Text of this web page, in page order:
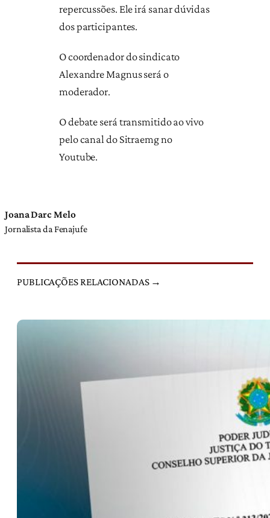
repercussões. Ele irá sanar dúvidas
dos participantes.
O coordenador do sindicato
Alexandre Magnus será o
moderador.
O debate será transmitido ao vivo
pelo canal do Sitraemg no
Youtube.
Joana Darc Melo
Jornalista da Fenajufe
PUBLICAÇÕES RELACIONADAS →